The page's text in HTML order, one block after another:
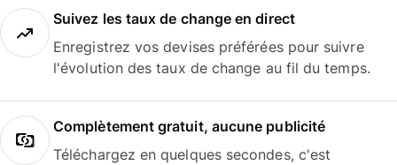
Suivez les taux de change en direct
Enregistrez vos devises préférées pour suivre
l'évolution des taux de change au fil du temps.
Complètement gratuit, aucune publicité
Téléchargez en quelques secondes, c'est